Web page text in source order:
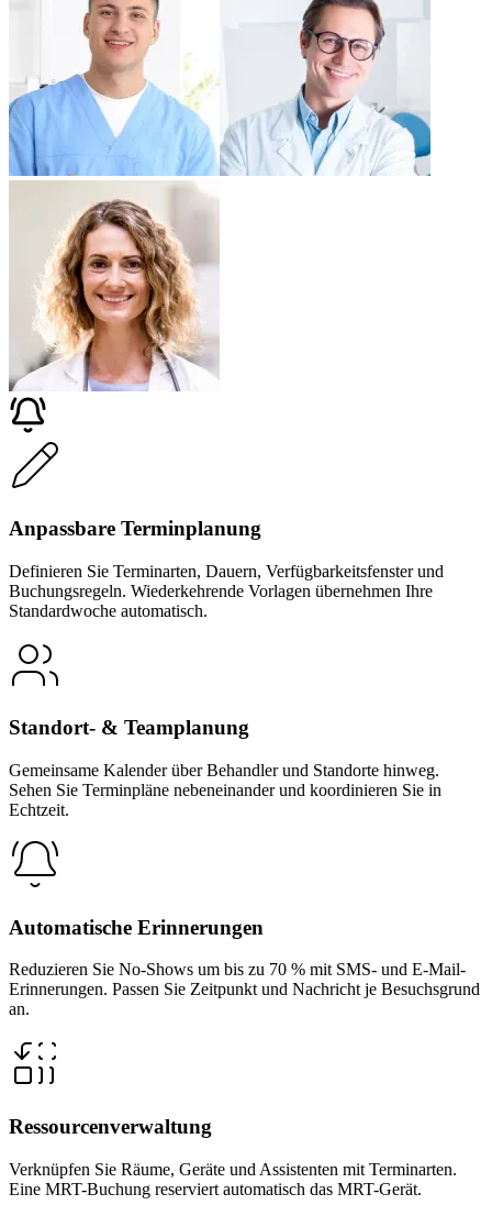
Anpassbare Terminplanung
Definieren Sie Terminarten, Dauern, Verfügbarkeitsfenster und
Buchungsregeln. Wiederkehrende Vorlagen übernehmen Ihre
Standardwoche automatisch.
Standort- & Teamplanung
Gemeinsame Kalender über Behandler und Standorte hinweg.
Sehen Sie Terminpläne nebeneinander und koordinieren Sie in
Echtzeit.
Automatische Erinnerungen
Reduzieren Sie No-Shows um bis zu 70 % mit SMS- und E-Mail-
Erinnerungen. Passen Sie Zeitpunkt und Nachricht je Besuchsgrund
an.
Ressourcenverwaltung
Verknüpfen Sie Räume, Geräte und Assistenten mit Terminarten.
Eine MRT-Buchung reserviert automatisch das MRT-Gerät.